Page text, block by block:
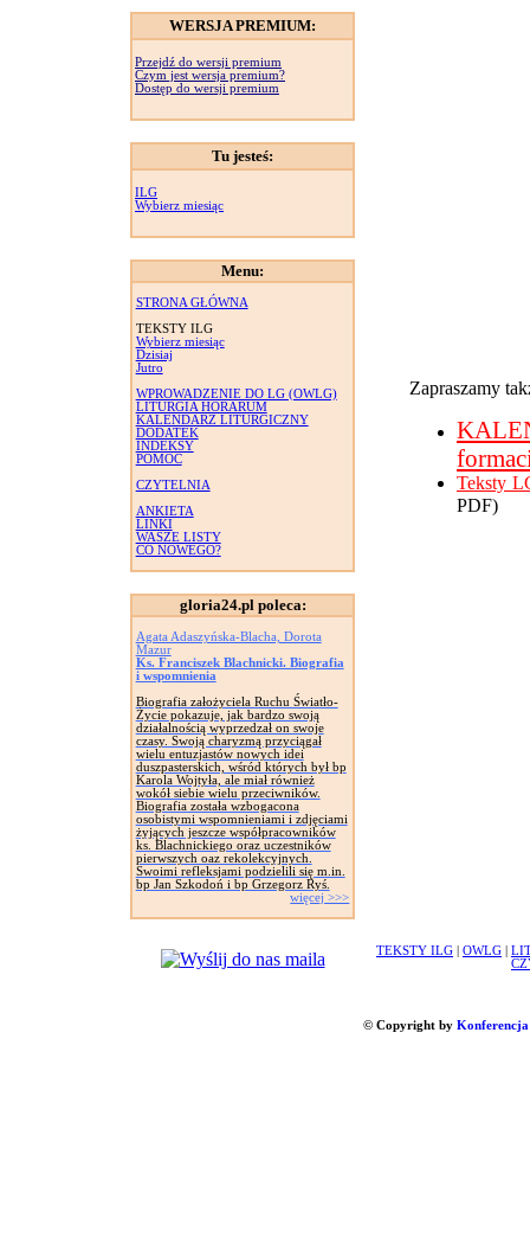
WERSJA PREMIUM:
Przejdź do wersji premium
Czym jest wersja premium?
Dostęp do wersji premium
Tu jesteś:
ILG
Wybierz miesiąc
Menu:
STRONA GŁÓWNA
TEKSTY ILG
Wybierz miesiąc
Dzisiaj
Jutro
WPROWADZENIE DO LG (OWLG)
LITURGIA HORARUM
KALENDARZ LITURGICZNY
DODATEK
INDEKSY
POMOC
CZYTELNIA
ANKIETA
LINKI
WASZE LISTY
CO NOWEGO?
gloria24.pl poleca:
Agata Adaszyńska-Blacha, Dorota
Mazur
Ks. Franciszek Blachnicki. Biografia
i wspomnienia
Biografia założyciela Ruchu Światło-
Życie pokazuje, jak bardzo swoją
działalnością wyprzedzał on swoje
czasy. Swoją charyzmą przyciągał
wielu entuzjastów nowych idei
duszpasterskich, wśród których był bp
Karola Wojtyła, ale miał również
wokół siebie wielu przeciwników.
Biografia została wzbogacona
osobistymi wspomnieniami i zdjęciami
żyjących jeszcze współpracowników
ks. Blachnickiego oraz uczestników
pierwszych oaz rekolekcyjnych.
Swoimi refleksjami podzielili się m.in.
bp Jan Szkodoń i bp Grzegorz Ryś.
więcej >>>
Zapraszamy
Teksty
PDF)
TEKSTY ILG OWLG
© Copyright by Konferencja